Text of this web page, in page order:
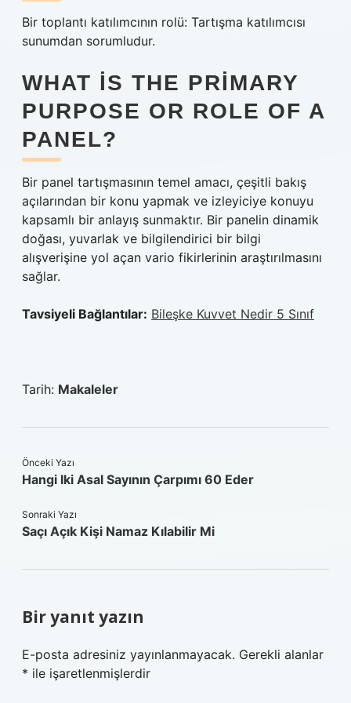
Bir toplantı katılımcının rolü: Tartışma katılımcısı
sunumdan sorumludur.
WHAT IS THE PRIMARY
PURPOSE OR ROLE OF A
PANEL?
Bir panel tartışmasının temel amacı, çeşitli bakış
açılarından bir konu yapmak ve izleyiciye konuyu
kapsamlı bir anlayış sunmaktır. Bir panelin dinamik
doğası, yuvarlak ve bilgilendirici bir bilgi
alışverişine yol açan vario fikirlerinin araştırılmasını
sağlar.
Tavsiyeli Bağlantılar: Bileşke Kuvvet Nedir 5 Sınıf
Tarih: Makaleler
Önceki Yazı
Hangi Iki Asal Sayının Çarpımı 60 Eder
Sonraki Yazı
Saçı Açık Kişi Namaz Kılabilir Mi
Bir yanıt yazın
E-posta adresiniz yayınlanmayacak. Gerekli alanlar
* ile işaretlenmişlerdir